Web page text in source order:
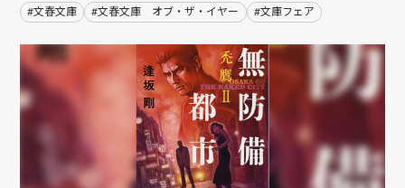
#文春文庫 #文春文庫 オブ・ザ・イヤー #文庫フェア